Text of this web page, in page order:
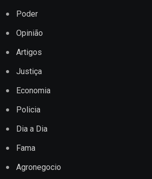
Poder
Opinião
Artigos
Justiça
Economia
Policia
Dia a Dia
Fama
Agronegocio